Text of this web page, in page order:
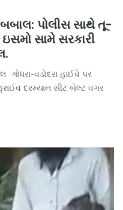
પોલીસ સાથે તૂ-
સામે સરકારી
ગોધરા-વડોદરા હાઈવે પર
દરમ્યાન સીટ બેલ્ટ વગર